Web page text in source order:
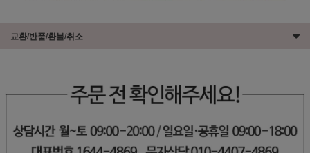
교환/반품/환불/취소